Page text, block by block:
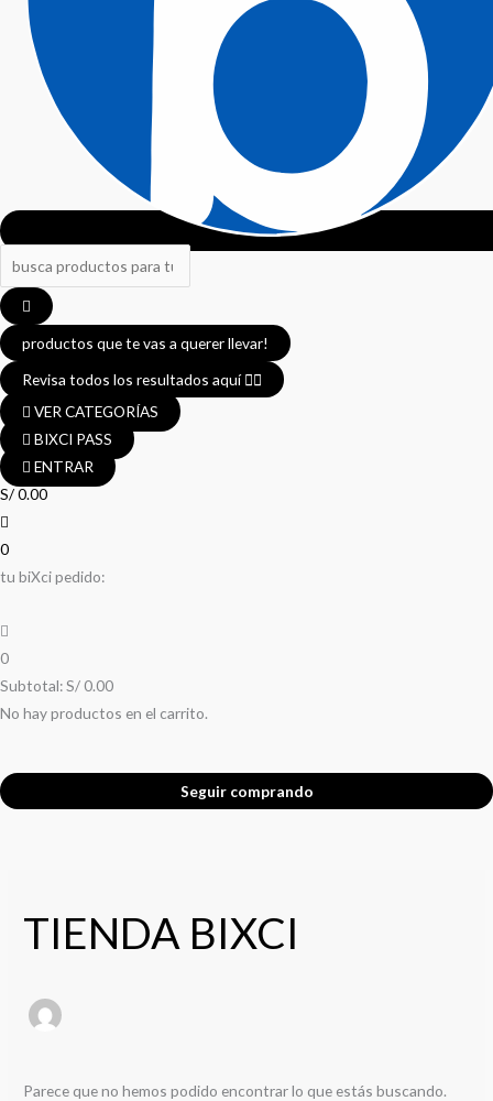
productos que te vas a querer llevar!
Revisa todos los resultados aquí 👈🏼
VER CATEGORÍAS
BIXCI PASS
ENTRAR
S/0.00
0
tu biXci pedido:
0
Subtotal:S/ 0.00
No hay productos en el carrito.
Seguir comprando
TIENDA BIXCI
Parece que no hemos podido encontrar lo que estás buscando.